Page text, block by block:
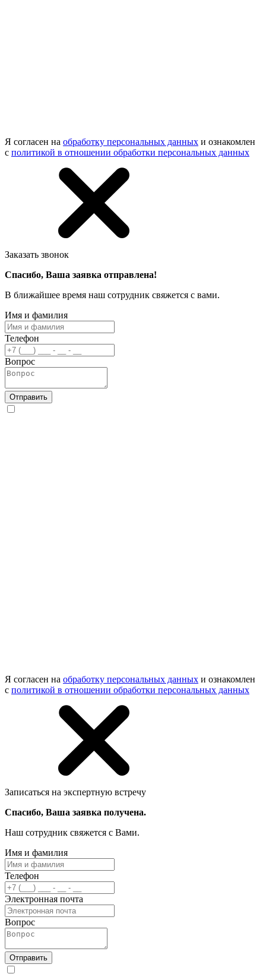
Я согласен на обработку персональных данных и ознакомлен
с политикой в отношении обработки персональных данных
Заказать звонок
Спасибо, Ваша заявка отправлена!
В ближайшее время наш сотрудник свяжется с вами.
Имя и фамилия
Телефон
Вопрос
Отправить
Я согласен на обработку персональных данных и ознакомлен
с политикой в отношении обработки персональных данных
Записаться на экспертную встречу
Спасибо, Ваша заявка получена.
Наш сотрудник свяжется с Вами.
Имя и фамилия
Телефон
Электронная почта
Вопрос
Отправить